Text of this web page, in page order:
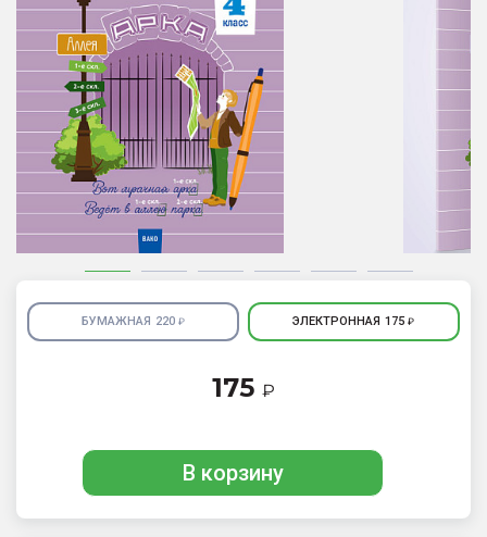
БУМАЖНАЯ 220 ₽ ЭЛЕКТРОННАЯ 175₽
175 ₽
В корзину